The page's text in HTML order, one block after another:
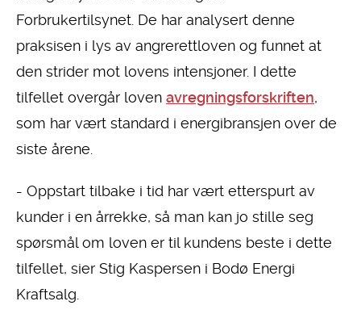
Forbrukertilsynet. De har analysert denne
praksisen i lys av angrerettloven og funnet at
den strider mot lovens intensjoner. I dette
tilfellet overgår loven avregningsforskriften,
som har vært standard i energibransjen over de
siste årene.
- Oppstart tilbake i tid har vært etterspurt av
kunder i en årrekke, så man kan jo stille seg
spørsmål om loven er til kundens beste i dette
tilfellet, sier Stig Kaspersen i Bodø Energi
Kraftsalg.